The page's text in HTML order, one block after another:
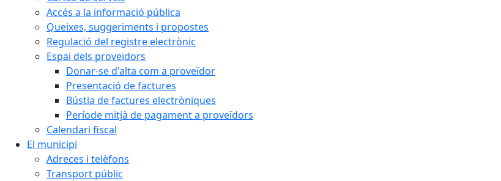
Accés a la informació pública
Queixes, suggeriments i propostes
Regulació del registre electrònic
Espai dels proveïdors
Donar-se d'alta com a proveïdor
Presentació de factures
Bústia de factures electròniques
Període mitjà de pagament a proveïdors
Calendari fiscal
El municipi
Adreces i telèfons
Transport públic